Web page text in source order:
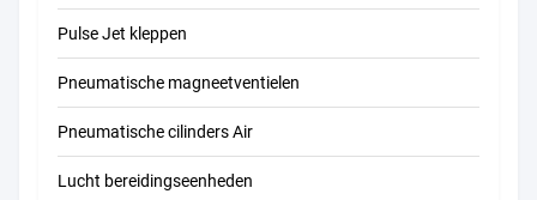
Pulse Jet kleppen
Pneumatische magneetventielen
Pneumatische cilinders Air
Lucht bereidingseenheden